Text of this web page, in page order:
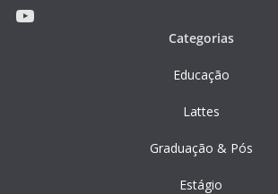
Youtube
Categorias
Educação
Lattes
Graduação & Pós
Estágio